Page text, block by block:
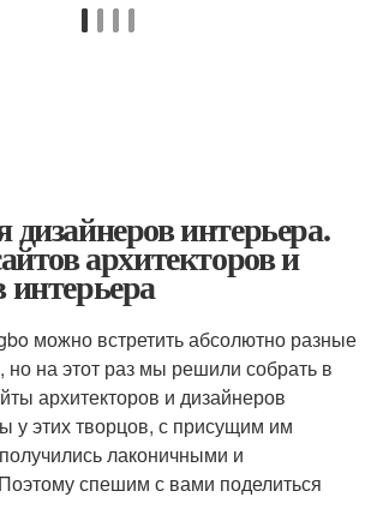
интерьера.
архитекторов и
интерьера
можно встретить абсолютно разные
но на этот раз мы решили собрать в
архитекторов и дизайнеров
у этих творцов, с присущим им
лаконичными и
спешим с вами поделиться